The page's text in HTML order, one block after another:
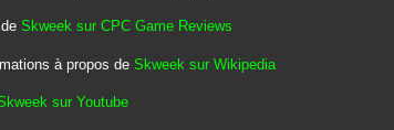
Skweek sur CPC Game Reviews
à propos de Skweek sur Wikipedia
sur Youtube